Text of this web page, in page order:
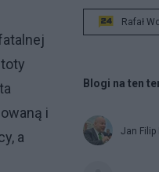
i
a
Rafał
Blogi na ten
Jan Filip